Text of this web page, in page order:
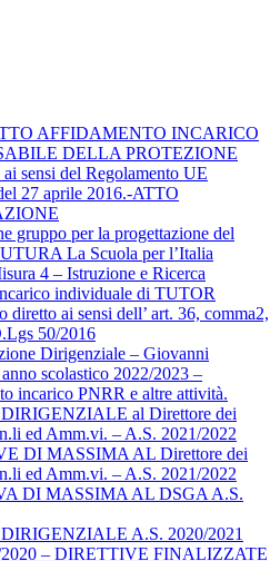
AFFIDAMENTO INCARICO
DELLA PROTEZIONE
sensi del Regolamento UE
27 aprile 2016.-ATTO
gruppo per la progettazione del
La Scuola per l’Italia
4 – Istruzione e Ricerca
individuale di TUTOR
diretto ai sensi dell’ art. 36, comma2,
50/2016
Dirigenziale – Giovanni
scolastico 2022/2023 –
incarico PNRR e altre attività.
al Direttore dei
ed Amm.vi. – A.S. 2021/2022
DI MASSIMA AL Direttore dei
ed Amm.vi. – A.S. 2021/2022
DI MASSIMA AL DSGA A.S.
A.S. 2020/2021
2020 – DIRETTIVE FINALIZZATE